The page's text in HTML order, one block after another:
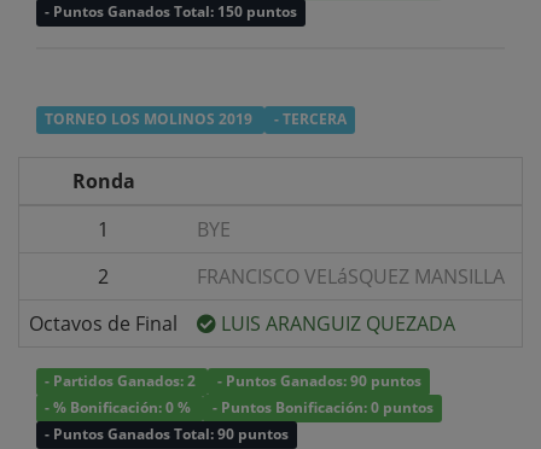
- Puntos Ganados Total: 150 puntos
TORNEO LOS MOLINOS 2019 - TERCERA
Ronda
1
BYE
2
FRANCISCO VELáSQUEZ MANSILLA
Octavos de Final
LUIS ARANGUIZ QUEZADA
- Partidos Ganados: 2
- Puntos Ganados: 90 puntos
- % Bonificación: 0 %
- Puntos Bonificación: 0 puntos
- Puntos Ganados Total: 90 puntos